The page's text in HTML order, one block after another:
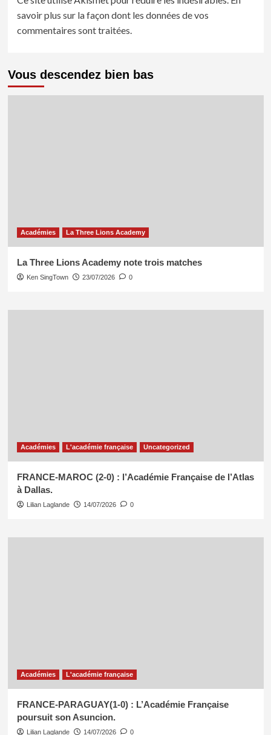
savoir plus sur la façon dont les données de vos
commentaires sont traitées.
Vous descendez bien bas
Académies La Three Lions Academy
La Three Lions Academy note trois matches
Ken SingTown 23/07/2026 0
Académies L'académie française Uncategorized
FRANCE-MAROC (2-0) : l’Académie Française de l’Atlas
à Dallas.
Lilian Laglande 14/07/2026 0
Académies L'académie française
FRANCE-PARAGUAY(1-0) : L’Académie Française
poursuit son Asuncion.
Lilian Laglande 14/07/2026 0